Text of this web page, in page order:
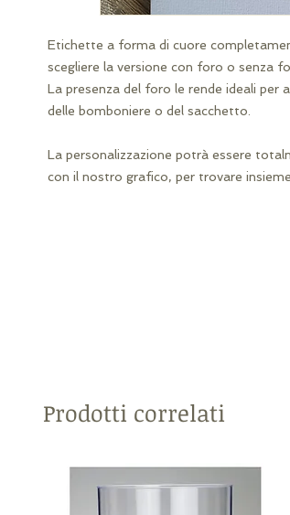
Etichette a forma di cuore
scegliere la versione con foro o senza
La presenza del foro le rende ideali per
delle bomboniere o del sacchetto.
La personalizzazione potrà essere
con il nostro grafico, per trovare
Prodotti correlati